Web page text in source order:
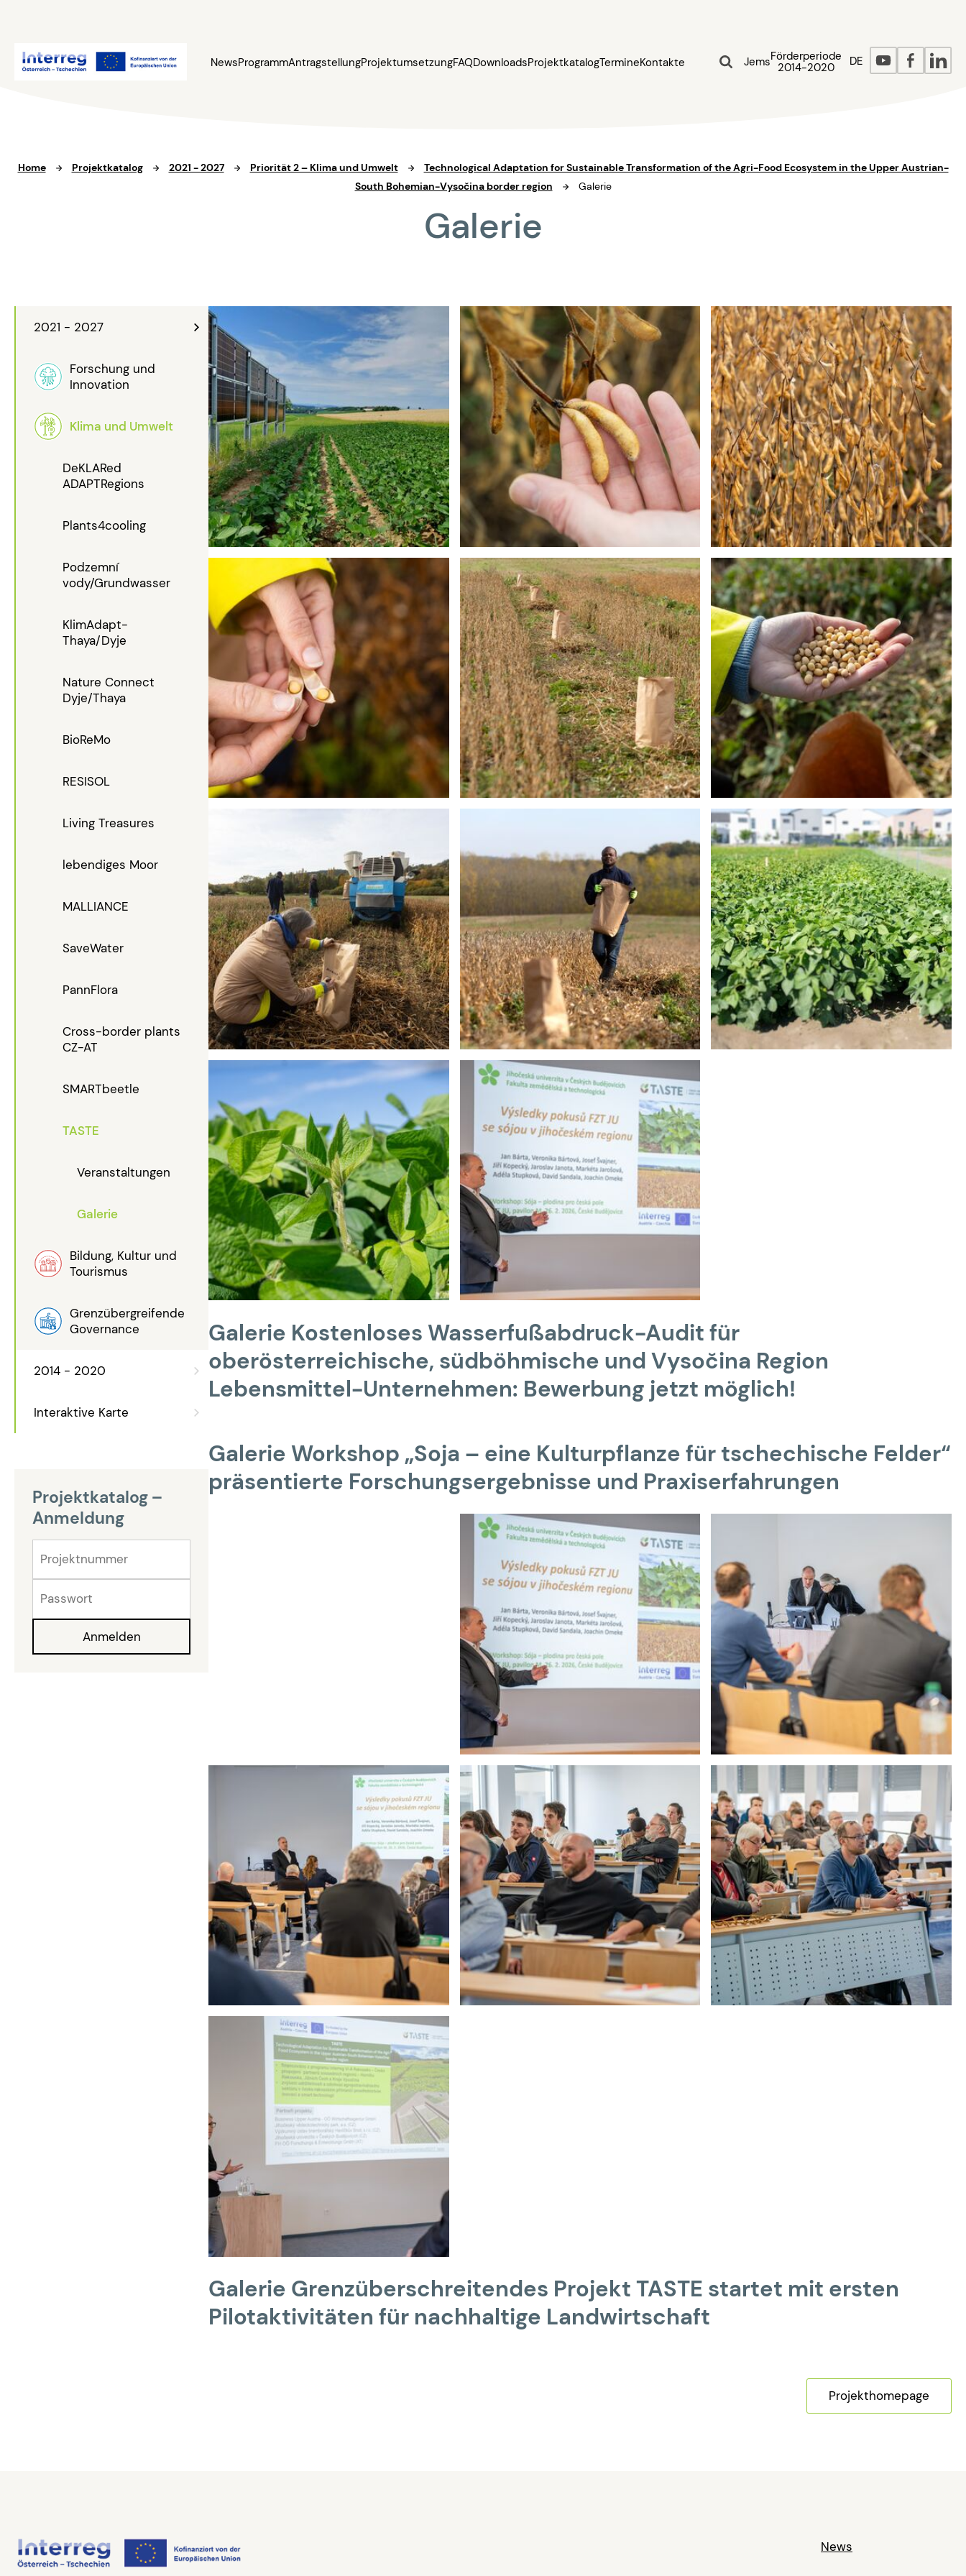
NewsProgrammAntragstellungProjektumsetzungFAQDownloadsProjektkatalogTermineKontakte JemsFörderperiode
2014-2020
DE
Home Projektkatalog 2021 - 2027 Priorität 2 – Klima und Umwelt
Technological Adaptation for Sustainable Transformation of the Agri-Food Ecosystem in the Upper Austrian-
South Bohemian-Vysočina border region
Galerie
Galerie
2021 - 2027
Forschung und
Innovation
Klima und Umwelt
DeKLARed
ADAPTRegions
Plants4cooling
Podzemní
vody/Grundwasser
KlimAdapt-
Thaya/Dyje
Nature Connect
Dyje/Thaya
BioReMo
RESISOL
Living Treasures
lebendiges Moor
MALLIANCE
SaveWater
PannFlora
Cross-border plants
CZ-AT
SMARTbeetle
TASTE
Veranstaltungen
Galerie
Bildung, Kultur und
Tourismus
Grenzübergreifende
Governance
2014 - 2020
Interaktive Karte
Projektkatalog –
Anmeldung
Galerie Kostenloses Wasserfußabdruck-Audit für
oberösterreichische, südböhmische und Vysočina Region
Lebensmittel-Unternehmen: Bewerbung jetzt möglich!
Galerie Workshop „Soja – eine Kulturpflanze für tschechische Felder“
präsentierte Forschungsergebnisse und Praxiserfahrungen
Galerie Grenzüberschreitendes Projekt TASTE startet mit ersten
Pilotaktivitäten für nachhaltige Landwirtschaft
Projekthomepage
News